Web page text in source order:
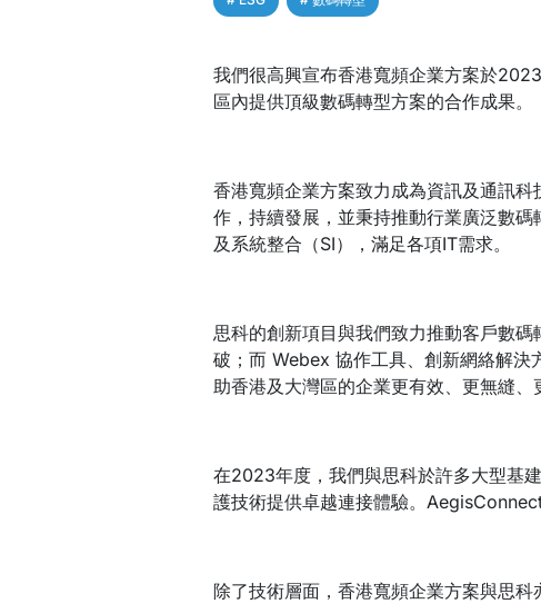
我們很高興宣布香港寬頻企業方案於
區內提供頂級數碼轉型方案的合作成果。
香港寬頻企業方案致力成為資訊及通訊
作，持續發展，並秉持推動行業廣泛數
及系統整合（SI），滿足各項IT需求。
思科的創新項目與我們致力推動客戶數
破；而 Webex 協作工具、創新網絡解決
助香港及大灣區的企業更有效、更無縫、
在2023年度，我們與思科於許多大型基
護技術提供卓越連接體驗。
除了技術層面，香港寬頻企業方案與思